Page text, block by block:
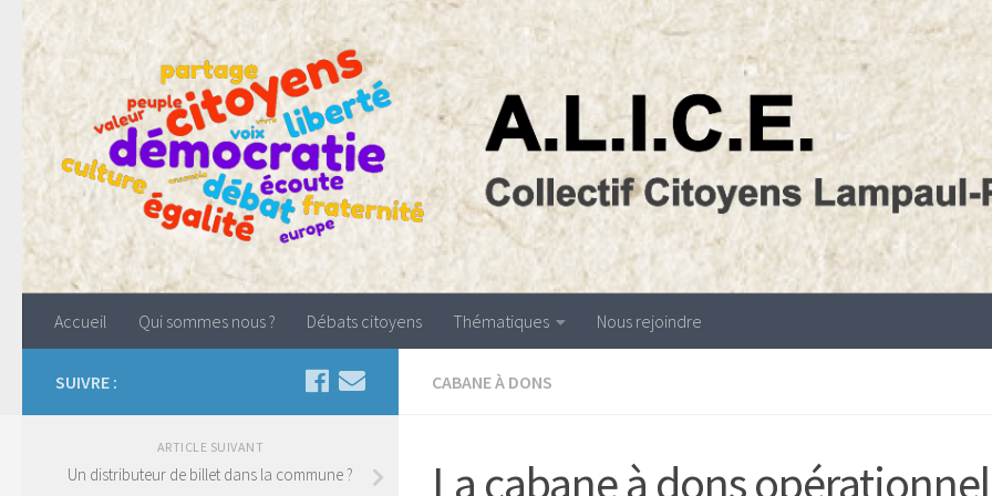
Accueil Qui sommes nous ? Débats citoyens Thématiques Nous rejoindre
CABANE À DONS
La cabane à dons
SUIVRE :
ARTICLE SUIVANT
Un distributeur de billet dans la commune ?